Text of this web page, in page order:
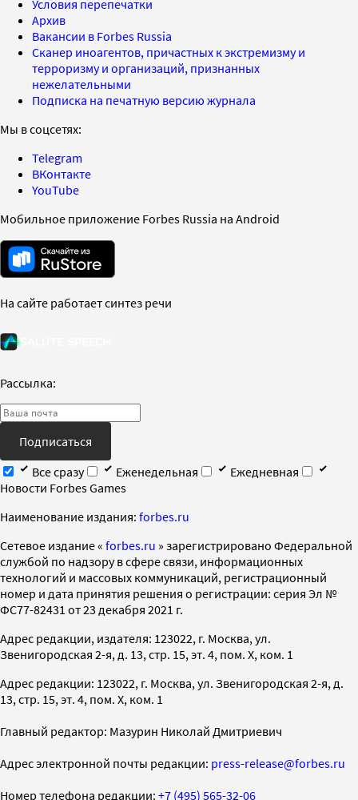
Условия перепечатки
Архив
Вакансии в Forbes Russia
Сканер иноагентов, причастных к экстремизму и
терроризму и организаций, признанных
нежелательными
Подписка на печатную версию журнала
Мы в соцсетях:
Telegram
ВКонтакте
YouTube
Мобильное приложение Forbes Russia на Android
На сайте работает синтез речи
Рассылка:
Подписаться
Все сразу
Еженедельная
Ежедневная
Новости Forbes Games
Наименование издания: forbes.ru
Cетевое издание « forbes.ru » зарегистрировано Федеральной
службой по надзору в сфере связи, информационных
технологий и массовых коммуникаций, регистрационный
номер и дата принятия решения о регистрации: серия Эл №
ФС77-82431 от 23 декабря 2021 г.
Адрес редакции, издателя: 123022, г. Москва, ул.
Звенигородская 2-я, д. 13, стр. 15, эт. 4, пом. X, ком. 1
Адрес редакции: 123022, г. Москва, ул. Звенигородская 2-я, д.
13, стр. 15, эт. 4, пом. X, ком. 1
Главный редактор: Мазурин Николай Дмитриевич
Адрес электронной почты редакции: press-release@forbes.ru
Номер телефона редакции: +7 (495) 565-32-06